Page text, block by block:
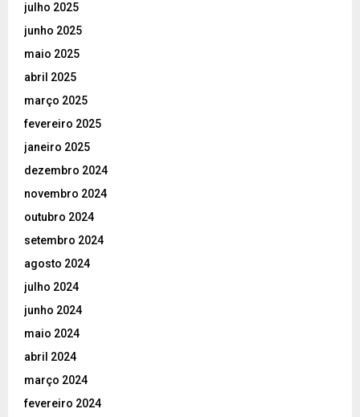
julho 2025
junho 2025
maio 2025
abril 2025
março 2025
fevereiro 2025
janeiro 2025
dezembro 2024
novembro 2024
outubro 2024
setembro 2024
agosto 2024
julho 2024
junho 2024
maio 2024
abril 2024
março 2024
fevereiro 2024